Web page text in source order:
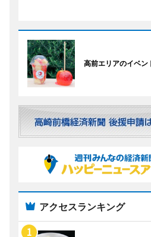
高前エリアのイベン
アクセスランキング